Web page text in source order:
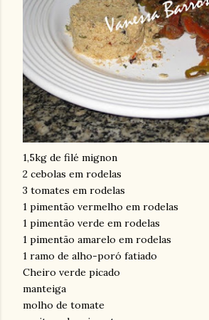
1,5kg de filé mignon
2 cebolas em rodelas
3 tomates em rodelas
1 pimentão vermelho em rodelas
1 pimentão verde em rodelas
1 pimentão amarelo em rodelas
1 ramo de alho-poró fatiado
Cheiro verde picado
manteiga
molho de tomate